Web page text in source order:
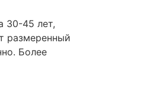
30-45 лет,
размеренный
Более